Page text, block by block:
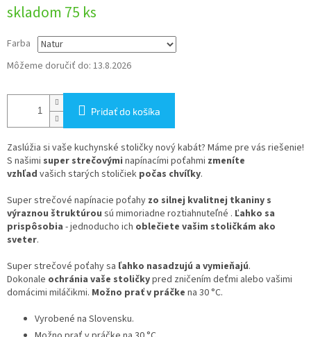
cena:
skladom 75 ks
Farba
Môžeme doručiť do: 13.8.2026
Pridať do košíka
Zaslúžia si vaše kuchynské stoličky nový kabát? Máme pre vás riešenie!
S našimi super strečovými napínacími poťahmi zmeníte
vzhľad vašich starých stoličiek počas chvíľky.
Super strečové napínacie poťahy zo silnej kvalitnej tkaniny s
výraznou štruktúrou sú mimoriadne roztiahnuteľné . Ľahko sa
prispôsobia - jednoducho ich oblečiete vašim stoličkám ako
sveter.
Super strečové poťahy sa ľahko nasadzujú a vymieňajú.
Dokonale ochránia vaše stoličkypred zničením deťmi alebo vašimi
domácimi miláčikmi. Možno prať v práčke na 30 °C.
Vyrobené na Slovensku.